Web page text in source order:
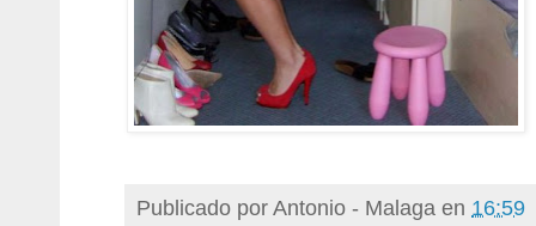
Publicado porAntonio - Malaga en 16:59